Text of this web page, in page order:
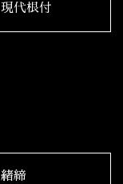
現代根付
緒締